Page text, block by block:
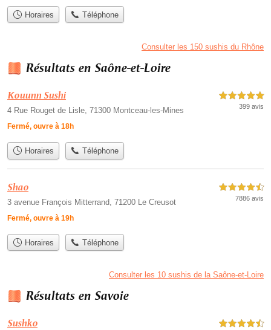
Horaires Téléphone
Consulter les 150 sushis du Rhône
Résultats en Saône-et-Loire
Kouunn Sushi
4 Rue Rouget de Lisle, 71300 Montceau-les-Mines
Fermé, ouvre à 18h
5,0 étoiles sur 5
399 avis
Horaires Téléphone
Shao
3 avenue François Mitterrand, 71200 Le Creusot
Fermé, ouvre à 19h
4,5 étoiles sur 5
7886 avis
Horaires Téléphone
Consulter les 10 sushis de la Saône-et-Loire
Résultats en Savoie
Sushko 4,5 étoiles sur 5